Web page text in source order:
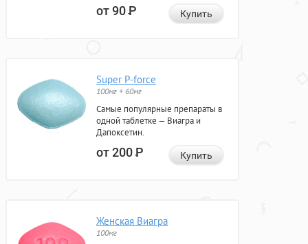
от 90Р Купить
Super P-force
100мг + 60мг
Самые популярные препараты в
одной таблетке — Виагра и
Дапоксетин.
от 200Р Купить
Женская Виагра
100мг